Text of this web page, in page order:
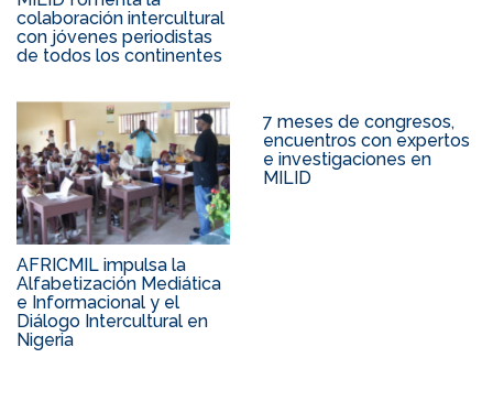
colaboración intercultural
con jóvenes periodistas
de todos los continentes
AFRICMIL impulsa la
Alfabetización Mediática
e Informacional y el
Diálogo Intercultural en
Nigeria
7 meses de congresos,
encuentros con expertos
e investigaciones en
MILID